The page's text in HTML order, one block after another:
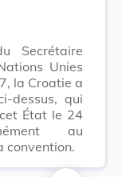
Secrétaire
Unies
la Croatie a
dessus, qui
État le 24
au
convention.